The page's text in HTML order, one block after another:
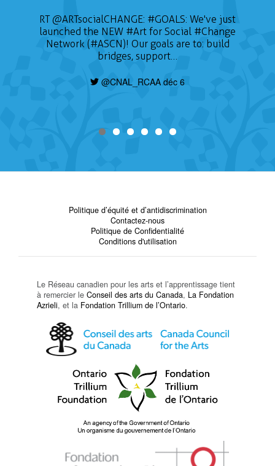
RT@ARTsocialCHANGE: #GOALS: We've just
launched the NEW #Art for Social #Change
Network (#ASCN)! Our goals are to: build
bridges, support…
@CNAL_RCAA déc 6
Politique d’équité et d’antidiscrimination
Contactez-nous
Politique de Confidentialité
Conditions d'utilisation
Le Réseau canadien pour les arts et l’apprentissage tient
à remercier le Conseil des arts du Canada, La Fondation
Azrieli, et la Fondation Trillium de l’Ontario.